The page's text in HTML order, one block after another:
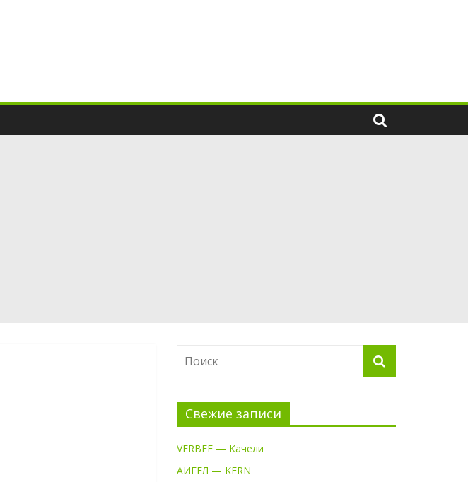
Свежие записи
VERBEE — Качели
АИГЕЛ — KERN